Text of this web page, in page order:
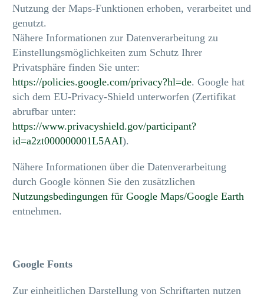
Nutzung der Maps-Funktionen erhoben, verarbeitet und
genutzt.
Nähere Informationen zur Datenverarbeitung zu
Einstellungsmöglichkeiten zum Schutz Ihrer
Privatsphäre finden Sie unter:
https://policies.google.com/privacy?hl=de. Google hat
sich dem EU-Privacy-Shield unterworfen (Zertifikat
abrufbar unter:
https://www.privacyshield.gov/participant?
id=a2zt000000001L5AAI).
Nähere Informationen über die Datenverarbeitung
durch Google können Sie den zusätzlichen
Nutzungsbedingungen für Google Maps/Google Earth
entnehmen.
Google Fonts
Zur einheitlichen Darstellung von Schriftarten nutzen